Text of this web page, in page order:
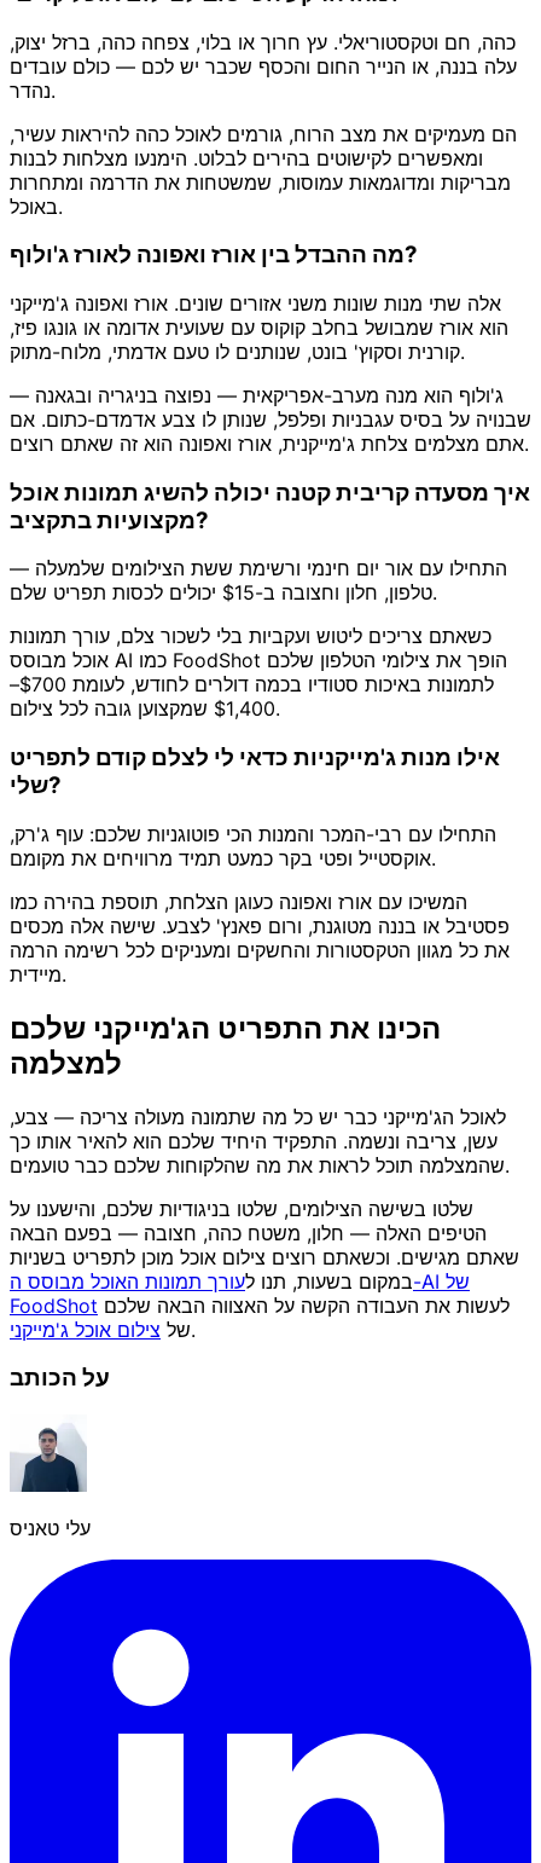
כהה, חם וטקסטוריאלי. עץ חרוך או בלוי, צפחה כהה, ברזל יצוק,
עלה בננה, או הנייר החום והכסף שכבר יש לכם — כולם עובדים
נהדר.
הם מעמיקים את מצב הרוח, גורמים לאוכל כהה להיראות עשיר,
ומאפשרים לקישוטים בהירים לבלוט. הימנעו מצלחות לבנות
מבריקות ומדוגמאות עמוסות, שמשטחות את הדרמה ומתחרות
באוכל.
מה ההבדל בין אורז ואפונה לאורז ג'ולוף?
אלה שתי מנות שונות משני אזורים שונים. אורז ואפונה ג'מייקני
הוא אורז שמבושל בחלב קוקוס עם שעועית אדומה או גונגו פיז,
קורנית וסקוץ' בונט, שנותנים לו טעם אדמתי, מלוח-מתוק.
ג'ולוף הוא מנה מערב-אפריקאית — נפוצה בניגריה ובגאנה —
שבנויה על בסיס עגבניות ופלפל, שנותן לו צבע אדמדם-כתום. אם
אתם מצלמים צלחת ג'מייקנית, אורז ואפונה הוא זה שאתם רוצים.
איך מסעדה קריבית קטנה יכולה להשיג תמונות אוכל
מקצועיות בתקציב?
התחילו עם אור יום חינמי ורשימת ששת הצילומים שלמעלה —
טלפון, חלון וחצובה ב-$15 יכולים לכסות תפריט שלם.
כשאתם צריכים ליטוש ועקביות בלי לשכור צלם, עורך תמונות
אוכל מבוסס AI כמו FoodShot הופך את צילומי הטלפון שלכם
לתמונות באיכות סטודיו בכמה דולרים לחודש, לעומת $700–
$1,400 שמקצוען גובה לכל צילום.
אילו מנות ג'מייקניות כדאי לי לצלם קודם לתפריט
שלי?
התחילו עם רבי-המכר והמנות הכי פוטוגניות שלכם: עוף ג'רק,
אוקסטייל ופטי בקר כמעט תמיד מרוויחים את מקומם.
המשיכו עם אורז ואפונה כעוגן הצלחת, תוספת בהירה כמו
פסטיבל או בננה מטוגנת, ורום פאנץ' לצבע. שישה אלה מכסים
את כל מגוון הטקסטורות והחשקים ומעניקים לכל רשימה הרמה
מיידית.
הכינו את התפריט הג'מייקני שלכם
למצלמה
לאוכל הג'מייקני כבר יש כל מה שתמונה מעולה צריכה — צבע,
עשן, צריבה ונשמה. התפקיד היחיד שלכם הוא להאיר אותו כך
שהמצלמה תוכל לראות את מה שהלקוחות שלכם כבר טועמים.
שלטו בשישה הצילומים, שלטו בניגודיות שלכם, והישענו על
הטיפים האלה — חלון, משטח כהה, חצובה — בפעם הבאה
שאתם מגישים. וכשאתם רוצים צילום אוכל מוכן לתפריט בשניות
במקום בשעות, תנו לעורך תמונות האוכל מבוסס ה-AI של
FoodShot
של צילום אוכל ג'מייקני .
על הכותב
עלי טאניס